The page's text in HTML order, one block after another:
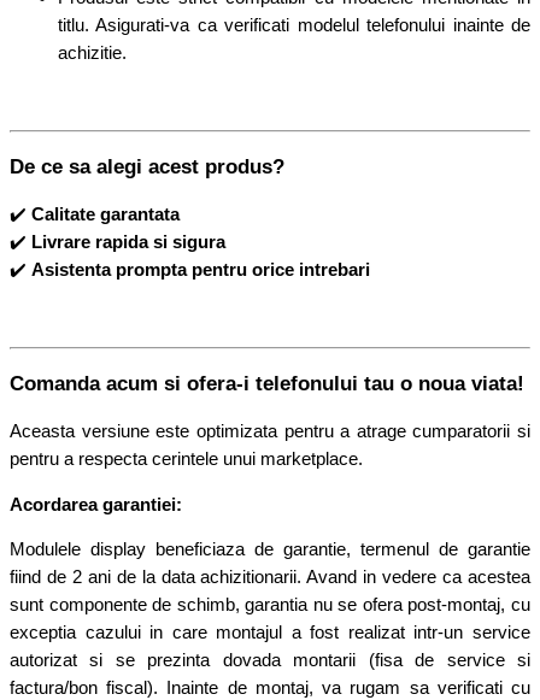
titlu. Asigurati-va ca verificati modelul telefonului inainte de
achizitie.
De ce sa alegi acest produs?
✔️ Calitate garantata
✔️ Livrare rapida si sigura
✔️ Asistenta prompta pentru orice intrebari
Comanda acum si ofera-i telefonului tau o noua viata!
Aceasta versiune este optimizata pentru a atrage cumparatorii si
pentru a respecta cerintele unui marketplace.
Acordarea garantiei:
Modulele display beneficiaza de garantie, termenul de garantie
fiind de 2 ani de la data achizitionarii. Avand in vedere ca acestea
sunt componente de schimb, garantia nu se ofera post-montaj, cu
exceptia cazului in care montajul a fost realizat intr-un service
autorizat si se prezinta dovada montarii (fisa de service si
factura/bon fiscal). Inainte de montaj, va rugam sa verificati cu